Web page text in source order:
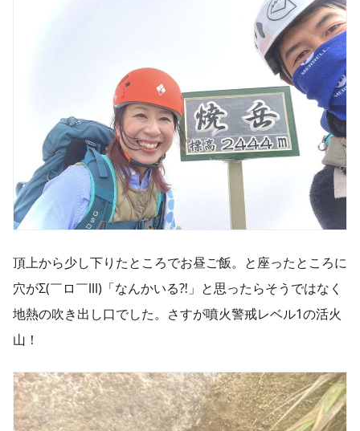
頂上から少し下りたところでお昼ご飯。と座ったところに
穴がΣ(￣ロ￣lll)「なんかいる⁈」と思ったらそうではなく
地熱の吹き出し口でした。さすが噴火警戒レベル1の活火
山！